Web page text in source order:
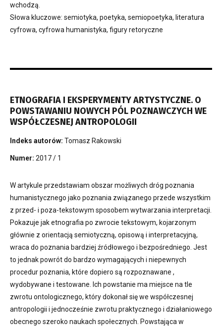
wchodzą.
Słowa kluczowe: semiotyka, poetyka, semiopoetyka, literatura
cyfrowa, cyfrowa humanistyka, figury retoryczne
ETNOGRAFIA I EKSPERYMENTY ARTYSTYCZNE. O
POWSTAWANIU NOWYCH PÓL POZNAWCZYCH WE
WSPÓŁCZESNEJ ANTROPOLOGII
Indeks autorów: Tomasz Rakowski
Numer: 2017 / 1
W artykule przedstawiam obszar możliwych dróg poznania
humanistycznego jako poznania związanego przede wszystkim
z przed- i poza-tekstowym sposobem wytwarzania interpretacji.
Pokazuje jak etnografia po zwrocie tekstowym, kojarzonym
głównie z orientacją semiotyczną, opisową i interpretacyjną,
wraca do poznania bardziej źródłowego i bezpośredniego. Jest
to jednak powrót do bardzo wymagających i niepewnych
procedur poznania, które dopiero są rozpoznawane ,
wydobywane i testowane. Ich powstanie ma miejsce na tle
zwrotu ontologicznego, który dokonał się we współczesnej
antropologii i jednocześnie zwrotu praktycznego i działaniowego
obecnego szeroko naukach społecznych. Powstająca w